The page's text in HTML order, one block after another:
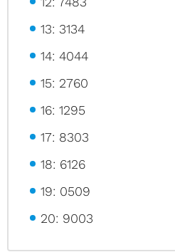
13: 3134
14: 4044
15: 2760
16: 1295
17: 8303
18: 6126
19: 0509
20: 9003